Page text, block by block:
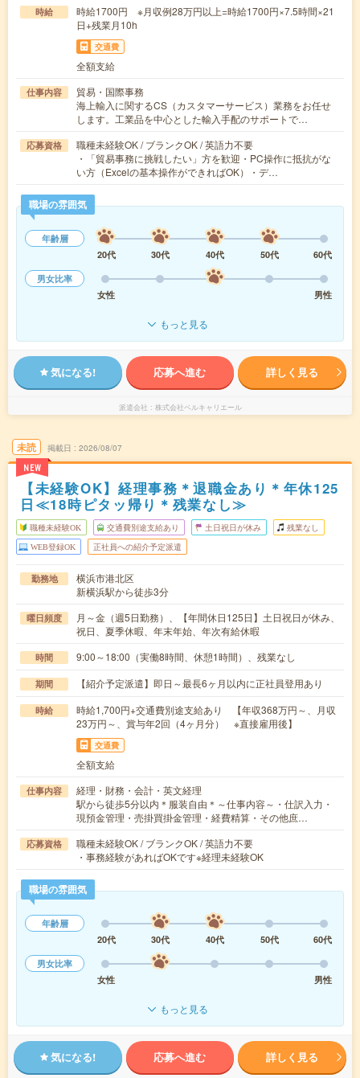
時給
時給1700円 ※月収例28万円以上=時給1700円×7.5時間×21
日+残業月10h
交通費
全額支給
仕事内容
貿易・国際事務
海上輸入に関するCS（カスタマーサービス）業務をお任せ
します。工業品を中心とした輸入手配のサポートで…
応募資格
職種未経験OK / ブランクOK / 英語力不要
・「貿易事務に挑戦したい」方を歓迎・PC操作に抵抗がな
い方（Excelの基本操作ができればOK）・デ…
職場の雰囲気
年齢層
20代
30代 40代 50代
60代
男女比率
女性
男性
もっと見る
気になる! 応募へ進む 詳しく見る
派遣会社 株式会社ベルキャリエール
未読
NEW
掲載日 2026/08/07
【未経験OK】経理事務＊退職金あり＊年休125
日≪18時ピタッ帰り＊残業なし≫
職種未経験OK 交通費別途支給あり 土日祝日が休み 残業なし
WEB登録OK 正社員への紹介予定派遣
勤務地
横浜市港北区
新横浜駅から徒歩3分
曜日頻度
月～金（週5日勤務）、【年間休日125日】土日祝日が休み、
祝日、夏季休暇、年末年始、年次有給休暇
時間 9:00～18:00（実働8時間、休憩1時間）、残業なし
期間 【紹介予定派遣】即日～最長6ヶ月以内に正社員登用あり
時給
時給1,700円+交通費別途支給あり 【年収368万円～、月収
23万円～、賞与年2回（4ヶ月分） ※直接雇用後】
交通費
全額支給
仕事内容
経理・財務・会計・英文経理
駅から徒歩5分以内＊服装自由＊～仕事内容～・仕訳入力・
現預金管理・売掛買掛金管理・経費精算・その他庶…
応募資格
職種未経験OK / ブランクOK / 英語力不要
・事務経験があればOKです※経理未経験OK
職場の雰囲気
年齢層
20代
30代 40代 50代
60代
男女比率
女性
男性
もっと見る
気になる! 応募へ進む 詳しく見る